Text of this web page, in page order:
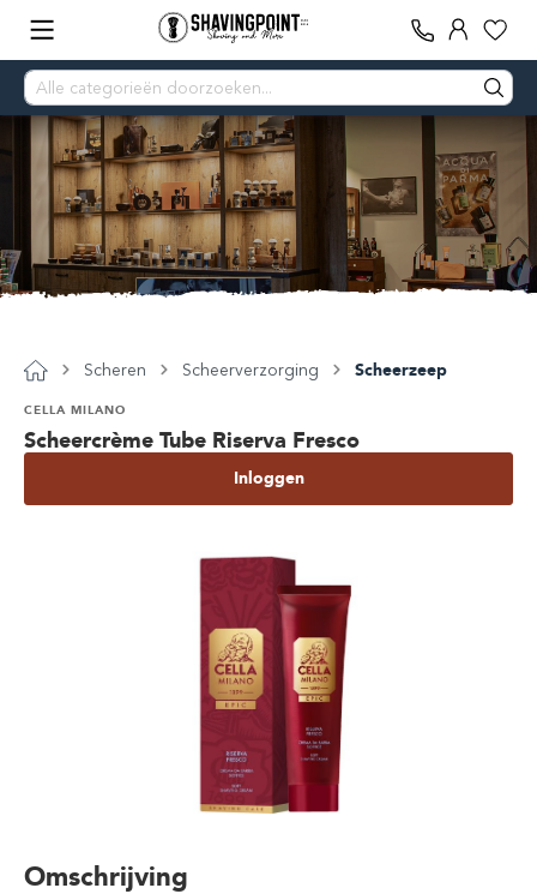
Scheren Scheerverzorging Scheerzeep
Scheercrème Tube Riserva Fresco
CELLA MILANO
Inloggen
Omschrijving